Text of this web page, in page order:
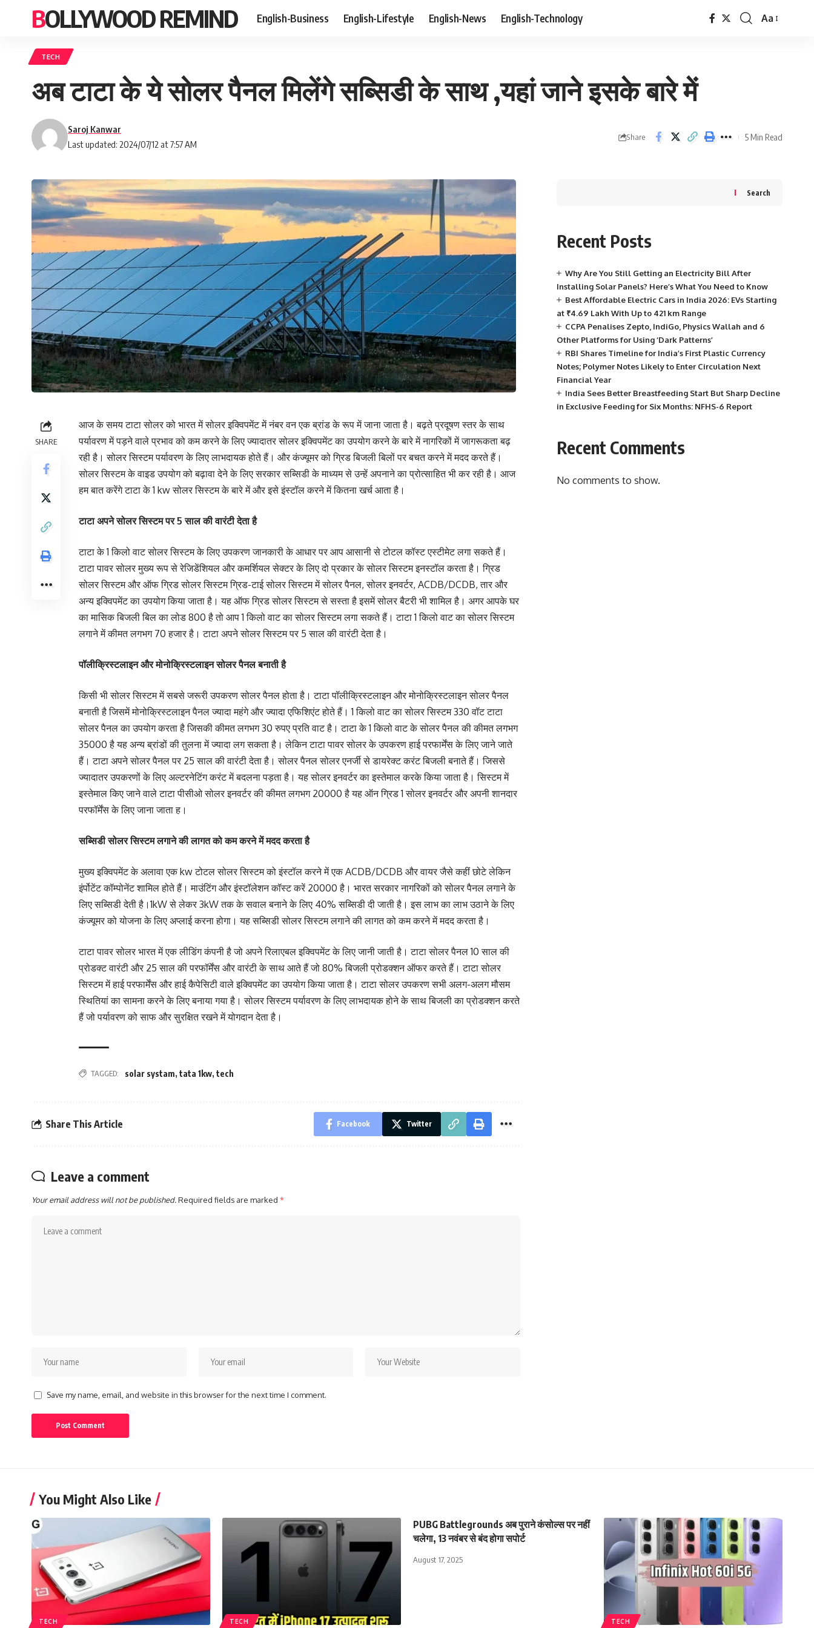
BOLLYWOOD REMIND English-Business English-Lifestyle English-News English-Technology
Font
Aa
TECH
अब टाटा के ये सोलर पैनल मिलेंगे सब्सिडी के साथ ,यहां जाने इसके बारे में
Last updated: 2024/07/12 at 7:57 AM
Saroj Kanwar
Share 5 Min Read
SHARE
आज के समय टाटा सोलर को भारत में सोलर इक्विपमेंट में नंबर वन एक ब्रांड के रूप में जाना जाता है। बढ़ते प्रदूषण स्तर के साथ
पर्यावरण में पड़ने वाले प्रभाव को कम करने के लिए ज्यादातर सोलर इक्विपमेंट का उपयोग करने के बारे में नागरिकों में जागरूकता बढ़
रही है। सोलर सिस्टम पर्यावरण के लिए लाभदायक होते हैं। और कंज्यूमर को ग्रिड बिजली बिलों पर बचत करने में मदद करते हैं।
सोलर सिस्टम के वाइड उपयोग को बढ़ावा देने के लिए सरकार सब्सिडी के माध्यम से उन्हें अपनाने का प्रोत्साहित भी कर रही है। आज
हम बात करेंगे टाटा के 1 kw सोलर सिस्टम के बारे में और इसे इंस्टॉल करने में कितना खर्च आता है।
टाटा अपने सोलर सिस्टम पर 5 साल की वारंटी देता है
टाटा के 1 किलो वाट सोलर सिस्टम के लिए उपकरण जानकारी के आधार पर आप आसानी से टोटल कॉस्ट एस्टीमेट लगा सकते हैं।
टाटा पावर सोलर मुख्य रूप से रेजिडेंशियल और कमर्शियल सेक्टर के लिए दो प्रकार के सोलर सिस्टम इनस्टॉल करता है। ग्रिड
सोलर सिस्टम और ऑफ ग्रिड सोलर सिस्टम ग्रिड-टाई सोलर सिस्टम में सोलर पैनल, सोलर इनवर्टर, ACDB/DCDB, तार और
अन्य इक्विपमेंट का उपयोग किया जाता है। यह ऑफ ग्रिड सोलर सिस्टम से सस्ता है इसमें सोलर बैटरी भी शामिल है। अगर आपके घर
का मासिक बिजली बिल का लोड 800 है तो आप 1 किलो वाट का सोलर सिस्टम लगा सकते हैं। टाटा 1 किलो वाट का सोलर सिस्टम
लगाने में कीमत लगभग 70 हजार है। टाटा अपने सोलर सिस्टम पर 5 साल की वारंटी देता है।
पॉलीक्रिस्टलाइन और मोनोक्रिस्टलाइन सोलर पैनल बनाती है
किसी भी सोलर सिस्टम में सबसे जरूरी उपकरण सोलर पैनल होता है। टाटा पॉलीक्रिस्टलाइन और मोनोक्रिस्टलाइन सोलर पैनल
बनाती है जिसमें मोनोक्रिस्टलाइन पैनल ज्यादा महंगे और ज्यादा एफिशिएंट होते हैं। 1 किलो वाट का सोलर सिस्टम 330 वॉट टाटा
सोलर पैनल का उपयोग करता है जिसकी कीमत लगभग 30 रुपए प्रति वाट है। टाटा के 1 किलो वाट के सोलर पैनल की कीमत लगभग
35000 है यह अन्य ब्रांडों की तुलना में ज्यादा लग सकता है। लेकिन टाटा पावर सोलर के उपकरण हाई परफार्मेंस के लिए जाने जाते
हैं। टाटा अपने सोलर पैनल पर 25 साल की वारंटी देता है। सोलर पैनल सोलर एनर्जी से डायरेक्ट करंट बिजली बनाते हैं। जिससे
ज्यादातर उपकरणों के लिए अल्टरनेटिंग करंट में बदलना पड़ता है। यह सोलर इनवर्टर का इस्तेमाल करके किया जाता है। सिस्टम में
इस्तेमाल किए जाने वाले टाटा पीसीओ सोलर इनवर्टर की कीमत लगभग 20000 है यह ऑन ग्रिड 1 सोलर इनवर्टर और अपनी शानदार
परफॉर्मेंस के लिए जाना जाता ह।
सब्सिडी सोलर सिस्टम लगाने की लागत को कम करने में मदद करता है
मुख्य इक्विपमेंट के अलावा एक kw टोटल सोलर सिस्टम को इंस्टॉल करने में एक ACDB/DCDB और वायर जैसे कहीं छोटे लेकिन
इंर्पोटेंट कॉम्पोनेंट शामिल होते हैं। माउंटिंग और इंस्टॉलेशन कॉस्ट करें 20000 है। भारत सरकार नागरिकों को सोलर पैनल लगाने के
लिए सब्सिडी देती है।1kW से लेकर 3kW तक के सवाल बनाने के लिए 40% सब्सिडी दी जाती है। इस लाभ का लाभ उठाने के लिए
कंज्यूमर को योजना के लिए अप्लाई करना होगा। यह सब्सिडी सोलर सिस्टम लगाने की लागत को कम करने में मदद करता है।
टाटा पावर सोलर भारत में एक लीडिंग कंपनी है जो अपने रिलाएबल इक्विपमेंट के लिए जानी जाती है। टाटा सोलर पैनल 10 साल की
प्रोडक्ट वारंटी और 25 साल की परफॉर्मेंस और वारंटी के साथ आते हैं जो 80% बिजली प्रोडक्शन ऑफर करते हैं। टाटा सोलर
सिस्टम में हाई परफार्मेंस और हाई कैपेसिटी वाले इक्विपमेंट का उपयोग किया जाता है। टाटा सोलर उपकरण सभी अलग-अलग मौसम
स्थितियां का सामना करने के लिए बनाया गया है। सोलर सिस्टम पर्यावरण के लिए लाभदायक होने के साथ बिजली का प्रोडक्शन करते
हैं जो पर्यावरण को साफ और सुरक्षित रखने में योगदान देता है।
TAGGED: solar systam, tata 1kw, tech
Share This Article Facebook Twitter
Leave a comment
Your email address will not be published.Required fields are marked *
Save my name, email, and website in this browser for the next time I comment.
Search
Recent Posts
Why Are You Still Getting an Electricity Bill After
Installing Solar Panels? Here’s What You Need to Know
Best Affordable Electric Cars in India 2026: EVs Starting
at ₹4.69 Lakh With Up to 421 km Range
CCPA Penalises Zepto, IndiGo, Physics Wallah and 6
Other Platforms for Using ‘Dark Patterns’
RBI Shares Timeline for India’s First Plastic Currency
Notes; Polymer Notes Likely to Enter Circulation Next
Financial Year
India Sees Better Breastfeeding Start But Sharp Decline
in Exclusive Feeding for Six Months: NFHS-6 Report
Recent Comments
No comments to show.
You Might Also Like
TECH TECH
PUBG Battlegrounds अब पुराने कंसोल्स पर नहीं
चलेगा, 13 नवंबर से बंद होगा सपोर्ट
August 17, 2025
TECH